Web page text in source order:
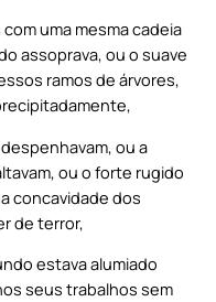
uma mesma cadeia
assoprava, ou o suave
ramos de árvores,
ou a
ou o forte rugido
concavidade dos
de terror,
estava alumiado
seus trabalhos sem